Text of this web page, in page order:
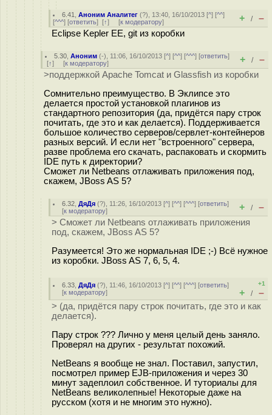
6.41 ,Аноним Аналитег (?), 13:40, 16/10/2013 [^] [^^]
[^^^] [ответить] [↑] [к модератору] + / –
Eclipse Kepler EE, git из коробки
5.30 ,Аноним (-), 11:06, 16/10/2013 [^] [^^] [^^^] [ответить]
[↑] [к модератору] + / –
>поддержкой Apache Tomcat и Glassfish из коробки
Сомнительно преимущество. В Эклипсе это
делается простой установкой плагинов из
стандартного репозитория (да, придётся пару строк
почитать, где это и как делается). Поддерживается
большое количество серверов/сервлет-контейнеров
разных версий. И если нет "встроенного" сервера,
разве проблема его скачать, распаковать и скормить
IDE путь к директории?
Сможет ли Netbeans отлаживать приложения под,
скажем, JBoss AS 5?
6.32 ,ДяДя (?), 11:26, 16/10/2013 [^] [^^] [^^^] [ответить]
[к модератору] + / –
> Сможет ли Netbeans отлаживать приложения
под, скажем, JBoss AS 5?
Разумеется! Это же нормальная IDE ;-) Всё нужное
из коробки. JBoss AS 7, 6, 5, 4.
6.33 ,ДяДя (?), 11:46, 16/10/2013 [^] [^^] [^^^] [ответить]
[к модератору]
+1
+ / –
> (да, придётся пару строк почитать, где это и как
делается).
Пару строк ??? Лично у меня целый день заняло.
Проверял на других - результат похожий.
NetBeans я вообще не знал. Поставил, запустил,
посмотрел пример EJB-приложения и через 30
минут задеплоил собственное. И туториалы для
NetBeans великолепные! Некоторые даже на
русском (хотя и не многим это нужно).